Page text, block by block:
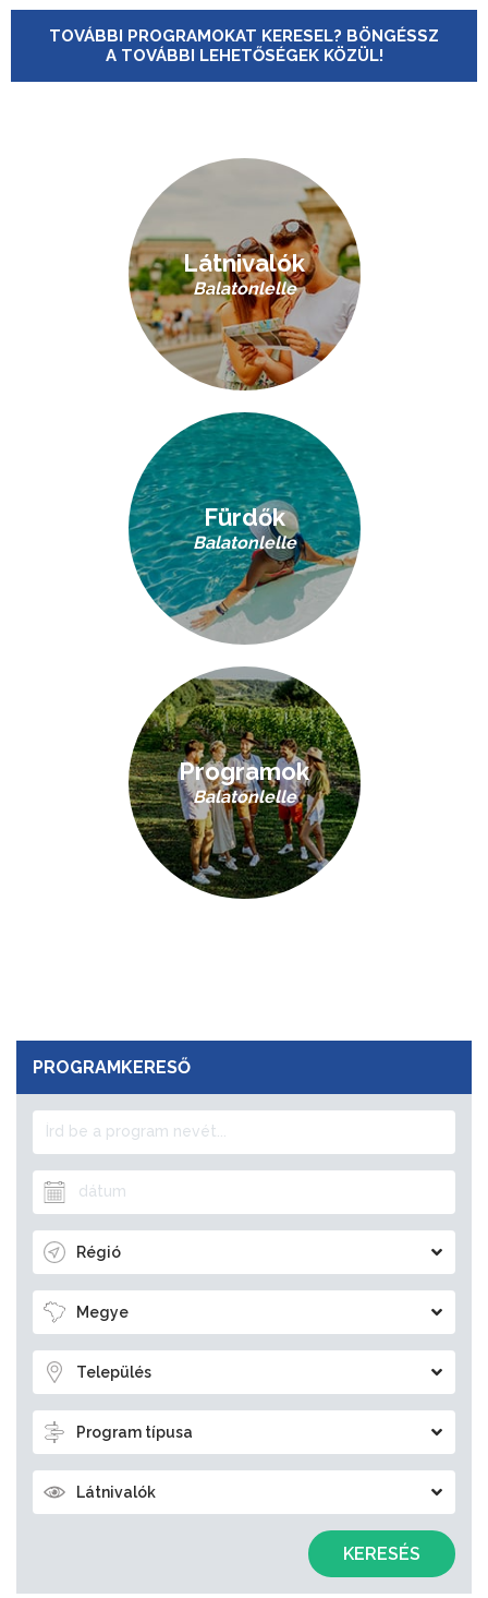
TOVÁBBI PROGRAMOKAT KERESEL? BÖNGÉSSZ
A TOVÁBBI LEHETŐSÉGEK KÖZÜL!
Látnivalók
Balatonlelle
Fürdők
Balatonlelle
Programok
Balatonlelle
PROGRAMKERESŐ
Régió
Megye
Település
Program típusa
Látnivalók
KERESÉS